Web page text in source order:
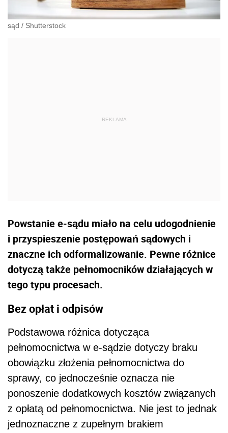
sąd / Shutterstock
Powstanie e-sądu miało na celu udogodnienie
i przyspieszenie postępowań sądowych i
znaczne ich odformalizowanie. Pewne różnice
dotyczą także pełnomocników działających w
tego typu procesach.
Bez opłat i odpisów
Podstawowa różnica dotycząca
pełnomocnictwa w e-sądzie dotyczy braku
obowiązku złożenia pełnomocnictwa do
sprawy, co jednocześnie oznacza nie
ponoszenie dodatkowych kosztów związanych
z opłatą od pełnomocnictwa. Nie jest to jednak
jednoznaczne z zupełnym brakiem